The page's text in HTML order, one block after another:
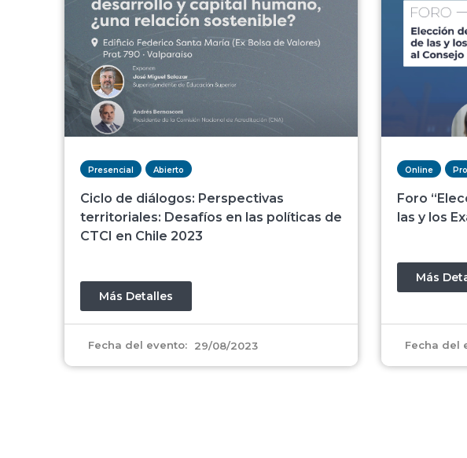
Presencial Abierto
Ciclo de diálogos: Perspectivas
territoriales: Desafíos en las políticas de
CTCI en Chile 2023
Más Detalles
Fecha del evento: 29/08/2023
Online
Foro
las y los
Más
Fecha del